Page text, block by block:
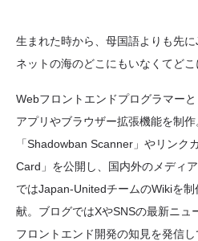
生まれた時から、母国語よりも先に
ネットの海のどこにもいなくてどこ
Webフロントエンドプログラマー
アプリやブラウザー拡張機能を制
「Shadowban Scanner」やリンク
Card」を公開し、国内外のメディ
ではJapan-UnitedチームのWikiを
献。ブログではXやSNSの最新ニュ
フロントエンド開発の知見を発信し